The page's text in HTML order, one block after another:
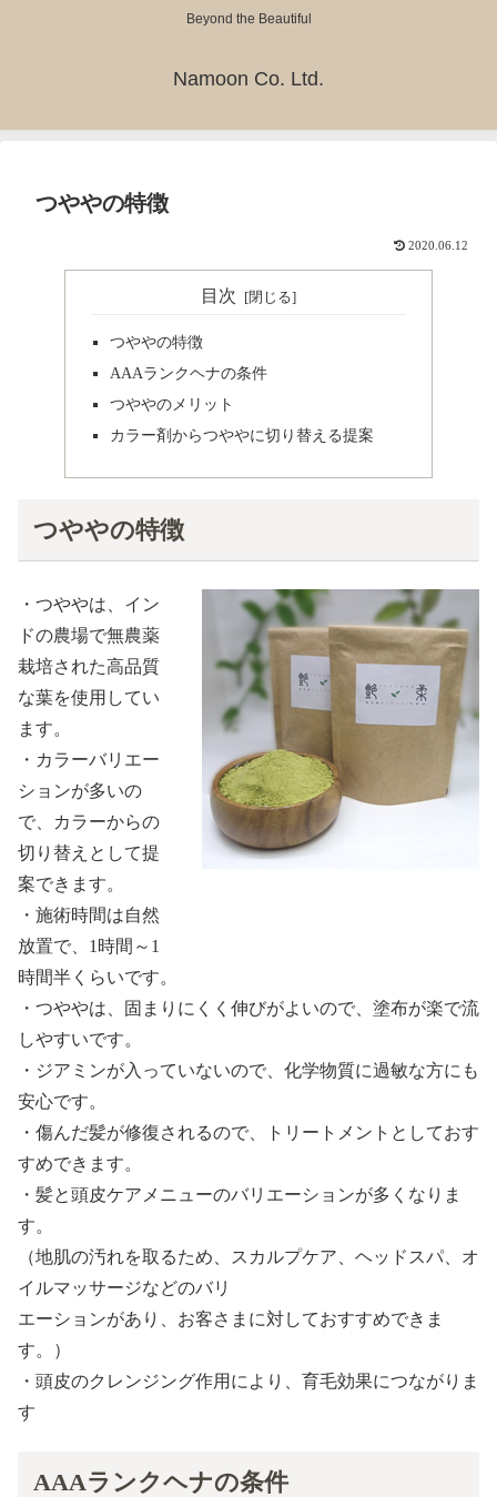
Beyond the Beautiful
Namoon Co. Ltd.
つややの特徴
2020.06.12
目次
つややの特徴
AAAランクヘナの条件
つややのメリット
カラー剤からつややに切り替える提案
つややの特徴
・つややは、イン
ドの農場で無農薬
栽培された高品質
な葉を使用してい
ます。
・カラーバリエー
ションが多いの
で、カラーからの
切り替えとして提
案できます。
・施術時間は自然
放置で、1時間～1
時間半くらいです。
・つややは、固まりにくく伸びがよいので、塗布が楽で流
しやすいです。
・ジアミンが入っていないので、化学物質に過敏な方にも
安心です。
・傷んだ髪が修復されるので、トリートメントとしておす
すめできます。
・髪と頭皮ケアメニューのバリエーションが多くなりま
す。
（地肌の汚れを取るため、スカルプケア、ヘッドスパ、オ
イルマッサージなどのバリ
エーションがあり、お客さまに対しておすすめできま
す。）
・頭皮のクレンジング作用により、育毛効果につながりま
す
AAAランクヘナの条件